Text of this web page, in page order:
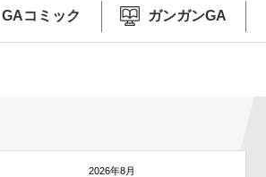
GAコミック ガンガンGA
2026年8月